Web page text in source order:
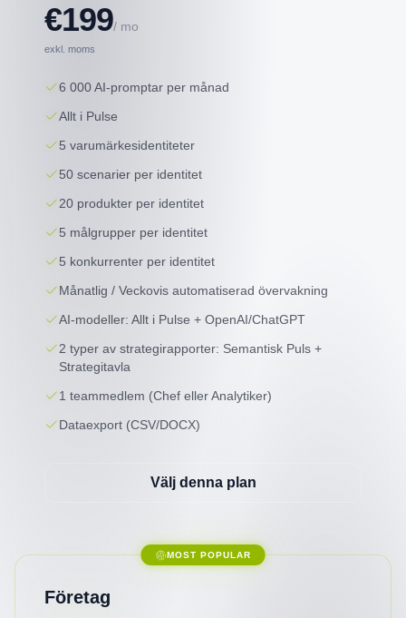
€199/ mo
exkl. moms
6 000 AI-promptar per månad
Allt i Pulse
5 varumärkesidentiteter
50 scenarier per identitet
20 produkter per identitet
5 målgrupper per identitet
5 konkurrenter per identitet
Månatlig / Veckovis automatiserad övervakning
AI-modeller: Allt i Pulse + OpenAI/ChatGPT
2 typer av strategirapporter: Semantisk Puls +
Strategitavla
1 teammedlem (Chef eller Analytiker)
Dataexport (CSV/DOCX)
Välj denna plan
MOST POPULAR
Företag